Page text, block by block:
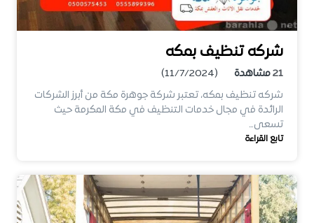
شركه تنظيف بمكه
21مشاهدة
(11/7/2024)
شركه تنظيف بمكه، تعتبر شركة جوهرة مكة من أبرز الشركات
الرائدة في مجال خدمات التنظيف في مكة المكرمة حيث
تسعى…
تابع القراءة